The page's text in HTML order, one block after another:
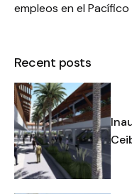
empleos en el Pacífico
Recent posts